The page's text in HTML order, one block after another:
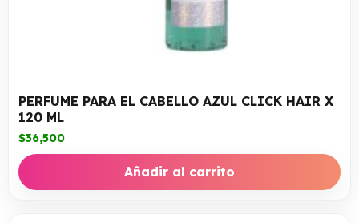
PERFUME PARA EL CABELLO AZUL CLICK HAIR X
120 ML
$36,500
Añadir al carrito